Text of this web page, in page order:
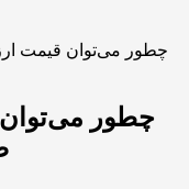
چطور می‌توان قیمت
چطور می‌توان